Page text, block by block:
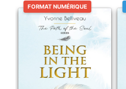
FORMAT NUMÉRIQUE